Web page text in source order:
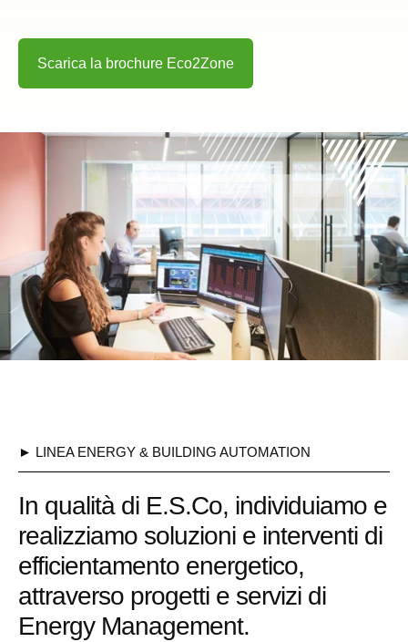
Scarica la brochure Eco2Zone
► LINEA ENERGY & BUILDING AUTOMATION
In qualità di E.S.Co, individuiamo e
realizziamo soluzioni e interventi di
efficientamento energetico,
attraverso progetti e servizi di
Energy Management.